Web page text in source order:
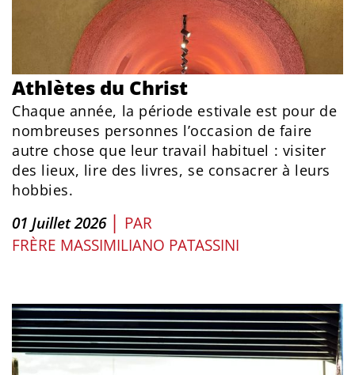
Athlètes du Christ
Chaque année, la période estivale est pour de
nombreuses personnes l’occasion de faire
autre chose que leur travail habituel : visiter
des lieux, lire des livres, se consacrer à leurs
hobbies.
01 Juillet 2026 | PAR
FRÈRE MASSIMILIANO PATASSINI